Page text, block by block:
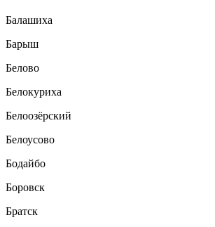
Балашиха
Барыш
Белово
Белокуриха
Белоозёрский
Белоусово
Бодайбо
Боровск
Братск